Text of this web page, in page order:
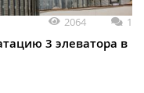
2064 1
3 элеватора в